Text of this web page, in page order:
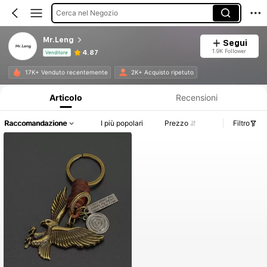
Cerca nel Negozio
Mr.Leng
Venditore 4.87
Segui
1.9K Follower
17K+ Venduto recentemente 2K+ Acquisto ripetuto
Articolo Recensioni
Raccomandazione I più popolari Prezzo Filtro